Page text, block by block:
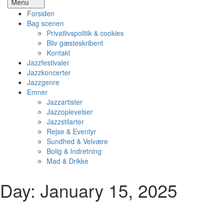
Menu
Forsiden
Bag scenen
Privatlivspolitik & cookies
Bliv gæsteskribent
Kontakt
Jazzfestivaler
Jazzkoncerter
Jazzgenre
Emner
Jazzartister
Jazzoplevelser
Jazzstilarter
Rejse & Eventyr
Sundhed & Velvære
Bolig & Indretning
Mad & Drikke
Day: January 15, 2025